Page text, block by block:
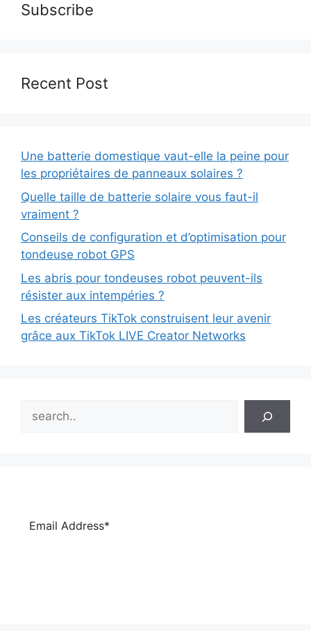
Subscribe
Recent Post
Une batterie domestique vaut-elle la peine pour
les propriétaires de panneaux solaires ?
Quelle taille de batterie solaire vous faut-il
vraiment ?
Conseils de configuration et d’optimisation pour
tondeuse robot GPS
Les abris pour tondeuses robot peuvent-ils
résister aux intempéries ?
Les créateurs TikTok construisent leur avenir
grâce aux TikTok LIVE Creator Networks